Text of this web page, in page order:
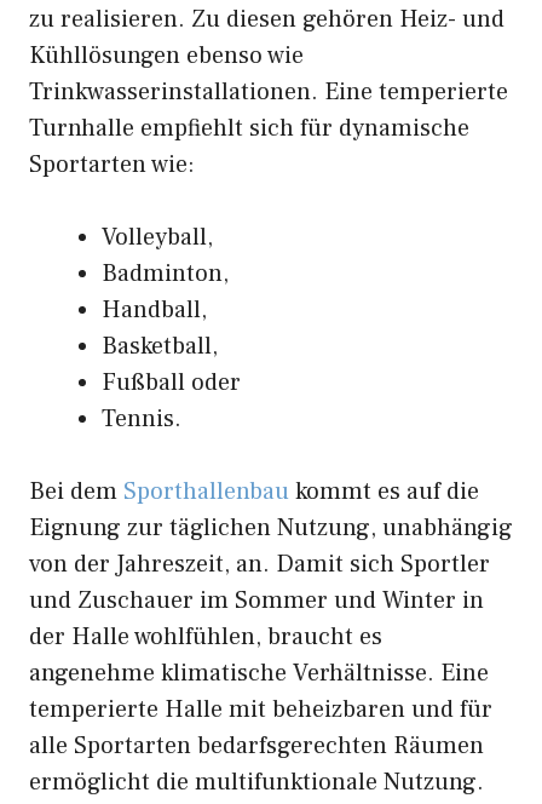
zu realisieren. Zu diesen gehören Heiz- und
Kühllösungen ebenso wie
Trinkwasserinstallationen. Eine temperierte
Turnhalle empfiehlt sich für dynamische
Sportarten wie:
Volleyball,
Badminton,
Handball,
Basketball,
Fußball oder
Tennis.
Bei dem Sporthallenbaukommt es auf die
Eignung zur täglichen Nutzung, unabhängig
von der Jahreszeit, an. Damit sich Sportler
und Zuschauer im Sommer und Winter in
der Halle wohlfühlen, braucht es
angenehme klimatische Verhältnisse. Eine
temperierte Halle mit beheizbaren und für
alle Sportarten bedarfsgerechten Räumen
ermöglicht die multifunktionale Nutzung.